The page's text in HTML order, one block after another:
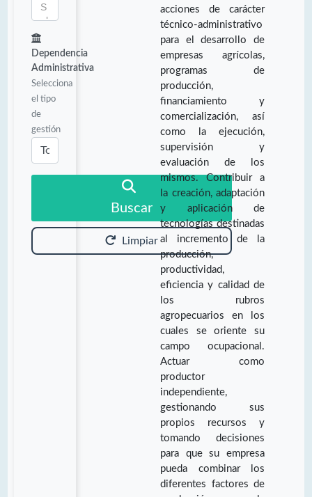
Dependencia
Administrativa
Selecciona
el tipo
de
gestión
Buscar
Limpiar
acciones de carácter
técnico-administrativo
para el desarrollo de
empresas agrícolas,
programas de
producción,
financiamiento y
comercialización, así
como la ejecución,
supervisión y
evaluación de los
mismos. Contribuir a
la creación, adaptación
y aplicación de
tecnologías destinadas
al incremento de la
producción,
productividad,
eficiencia y calidad de
los rubros
agropecuarios en los
cuales se oriente su
campo ocupacional.
Actuar como
productor
independiente,
gestionando sus
propios recursos y
tomando decisiones
para que su empresa
pueda combinar los
diferentes factores de